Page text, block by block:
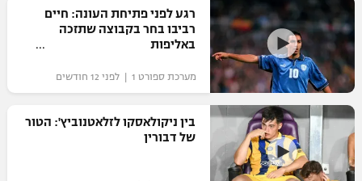
רגע לפני פתיחת העונה: חיים
רביבו בחר בקבוצה שתזכה
באליפות
מערכת ספורט 1 | לפני 12 חודשים
בין ניקולאסקו לזלאטנוביץ': הטור
של דבורין